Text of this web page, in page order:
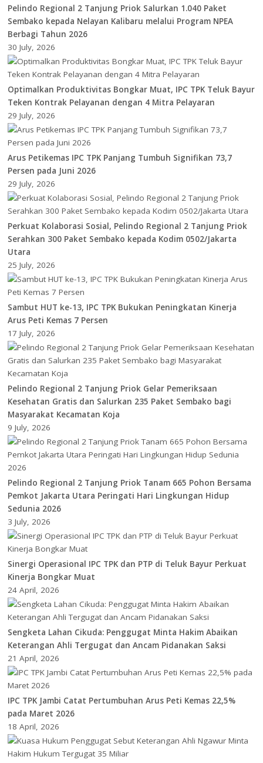
Pelindo Regional 2 Tanjung Priok Salurkan 1.040 Paket
Sembako kepada Nelayan Kalibaru melalui Program NPEA
Berbagi Tahun 2026
30 July, 2026
Optimalkan Produktivitas Bongkar Muat, IPC TPK Teluk Bayur
Teken Kontrak Pelayanan dengan 4 Mitra Pelayaran
29 July, 2026
Arus Petikemas IPC TPK Panjang Tumbuh Signifikan 73,7
Persen pada Juni 2026
29 July, 2026
Perkuat Kolaborasi Sosial, Pelindo Regional 2 Tanjung Priok
Serahkan 300 Paket Sembako kepada Kodim 0502/Jakarta
Utara
25 July, 2026
Sambut HUT ke-13, IPC TPK Bukukan Peningkatan Kinerja
Arus Peti Kemas 7 Persen
17 July, 2026
Pelindo Regional 2 Tanjung Priok Gelar Pemeriksaan
Kesehatan Gratis dan Salurkan 235 Paket Sembako bagi
Masyarakat Kecamatan Koja
9 July, 2026
Pelindo Regional 2 Tanjung Priok Tanam 665 Pohon Bersama
Pemkot Jakarta Utara Peringati Hari Lingkungan Hidup
Sedunia 2026
3 July, 2026
Sinergi Operasional IPC TPK dan PTP di Teluk Bayur Perkuat
Kinerja Bongkar Muat
24 April, 2026
Sengketa Lahan Cikuda: Penggugat Minta Hakim Abaikan
Keterangan Ahli Tergugat dan Ancam Pidanakan Saksi
21 April, 2026
IPC TPK Jambi Catat Pertumbuhan Arus Peti Kemas 22,5%
pada Maret 2026
18 April, 2026